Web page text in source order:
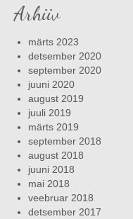
Arhiiv
märts 2023
detsember 2020
september 2020
juuni 2020
august 2019
juuli 2019
märts 2019
september 2018
august 2018
juuni 2018
mai 2018
veebruar 2018
detsember 2017